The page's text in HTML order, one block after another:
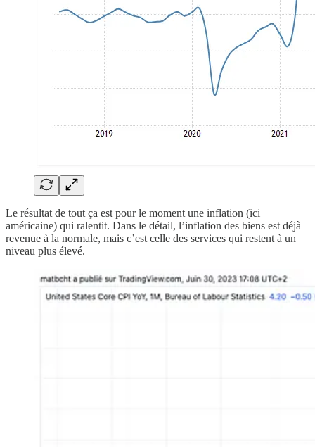
Le résultat de tout ça est pour le moment une inflation (ici
américaine) qui ralentit. Dans le détail, l’inflation des biens est déjà
revenue à la normale, mais c’est celle des services qui restent à un
niveau plus élevé.